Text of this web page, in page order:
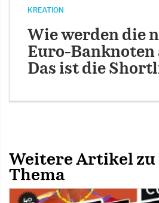
KREATION
Wie werden die
Euro-Banknoten
Das ist die
Weitere Artikel zu
Thema